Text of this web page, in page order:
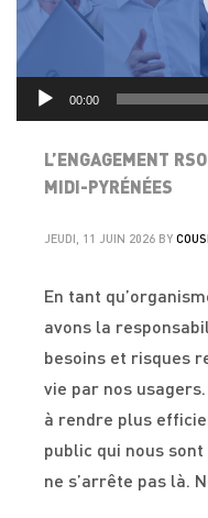
00:00
L’ENGAGEMENT
MIDI-PYRÉNÉES
JEUDI, 11 JUIN 2026 BY
En tant
avons la
besoins et risques
vie par nos
à rendre plus
public qui nous
ne s’arrête pas là.